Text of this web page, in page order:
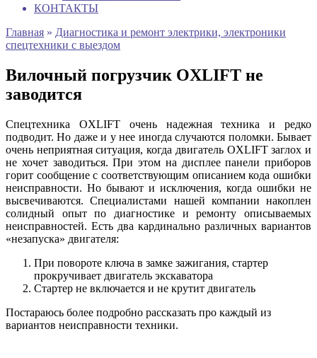
КОНТАКТЫ
Главная » Диагностика и ремонт электрики, электроники
спецтехники с выездом
Вилочный погрузчик OXLIFT не
заводится
Спецтехника OXLIFT очень надежная техника и редко
подводит. Но даже и у нее иногда случаются поломки. Бывает
очень неприятная ситуация, когда двигатель OXLIFT заглох и
не хочет заводиться. При этом на дисплее панели приборов
горит сообщение с соответствующим описанием кода ошибки
неисправности. Но бывают и исключения, когда ошибки не
высвечиваются. Специалистами нашей компании накоплен
солидный опыт по диагностике и ремонту описываемых
неисправностей. Есть два кардинально различных вариантов
«незапуска» двигателя:
При повороте ключа в замке зажигания, стартер
прокручивает двигатель экскаватора
Стартер не включается и не крутит двигатель
Постараюсь более подробно рассказать про каждый из
вариантов неисправности техники.